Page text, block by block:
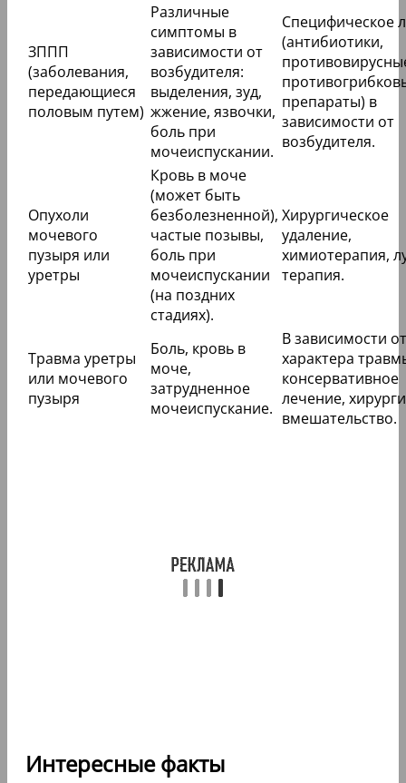
ЗППП
(заболевания,
передающиеся
половым путем)
Различные
симптомы в
зависимости от
возбудителя:
выделения, зуд,
жжение, язвочки,
боль при
мочеиспускании.
Специфическое
(антибиотики,
препараты) в
зависимости от
возбудителя.
Опухоли
мочевого
пузыря или
уретры
Кровь в моче
(может быть
безболезненной),
частые позывы,
боль при
мочеиспускании
(на поздних
стадиях).
Хирургическое
удаление,
химиотерапия,
терапия.
Травма уретры
или мочевого
пузыря
Боль, кровь в
моче,
затрудненное
мочеиспускание.
В зависимости от
характера
консервативное
лечение,
вмешательство.
Интересные факты